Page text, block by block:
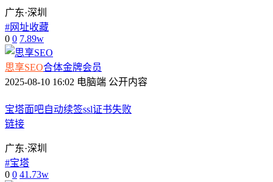
广东·深圳
#网址收藏
0 0 7.89w
思享SEO合体金牌会员
2025-08-10 16:02 电脑端 公开内容
宝塔面吧自动续签ssl证书失败
链接
广东·深圳
#宝塔
0 0 41.73w